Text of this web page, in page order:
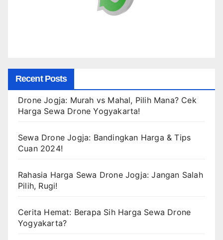
Recent Posts
Drone Jogja: Murah vs Mahal, Pilih Mana? Cek
Harga Sewa Drone Yogyakarta!
Sewa Drone Jogja: Bandingkan Harga & Tips
Cuan 2024!
Rahasia Harga Sewa Drone Jogja: Jangan Salah
Pilih, Rugi!
Cerita Hemat: Berapa Sih Harga Sewa Drone
Yogyakarta?